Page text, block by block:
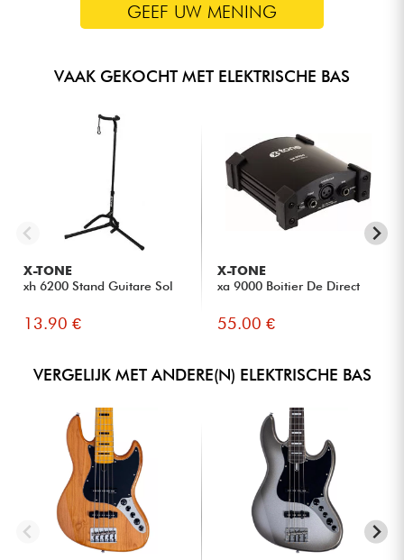
GEEF UW MENING
VAAK GEKOCHT MET ELEKTRISCHE BAS
X-TONE
xh 6200 Stand Guitare Sol
13.90 €
X-TONE
xa 9000 Boitier De Direct
55.00 €
VERGELIJK MET ANDERE(N) ELEKTRISCHE BAS